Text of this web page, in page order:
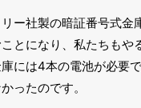
ー社製の暗証番号式金
とになり、私たちも
には4本の電池が必要
ったのです。